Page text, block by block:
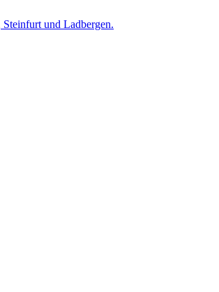
und Ladbergen.